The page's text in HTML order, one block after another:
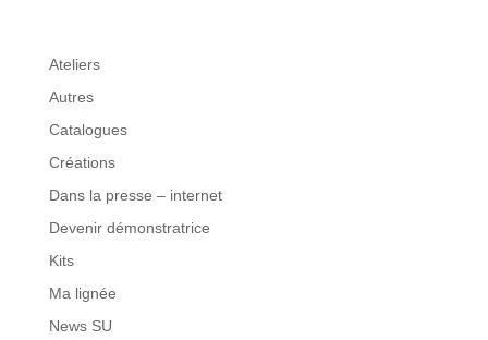
Ateliers
Autres
Catalogues
Créations
Dans la presse – internet
Devenir démonstratrice
Kits
Ma lignée
News SU